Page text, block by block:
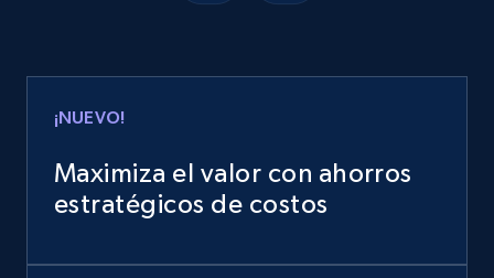
5.3K+
Glassdoor companies overview information
ID, Company, Ratings overall, Details size,
¡NUEVO!
Maximiza el valor con ahorros
estratégicos de costos